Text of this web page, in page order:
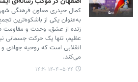
کمال حیدری معاون فرهنگی
به‌عنوان یکی از باشکوه‌ترین
زنده از عشق، وحدت و مقاومت
عظیم، تنها یک حرکت جسمانی
انقلابی است که روحیه جهادی و
می‌کند.
۱۴۰۴-۰۵-۲۴ ۱۴:۲۰